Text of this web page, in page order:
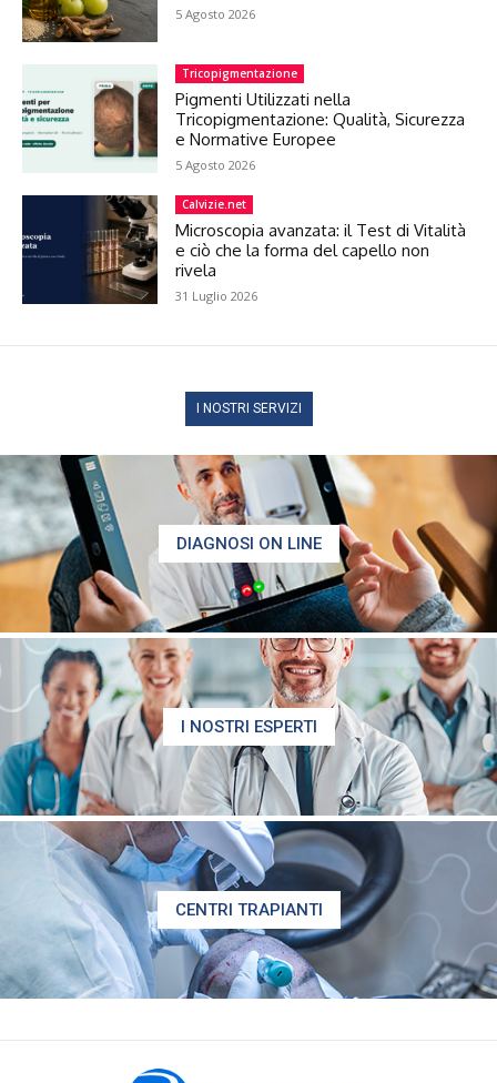
5 Agosto 2026
Tricopigmentazione
Pigmenti Utilizzati nella
Tricopigmentazione: Qualità, Sicurezza
e Normative Europee
5 Agosto 2026
Calvizie.net
Microscopia avanzata: il Test di Vitalità
e ciò che la forma del capello non
rivela
31 Luglio 2026
I NOSTRI SERVIZI
DIAGNOSI ON LINE
I NOSTRI ESPERTI
CENTRI TRAPIANTI